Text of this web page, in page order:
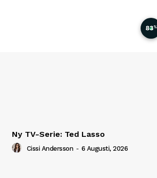
83%
Ny TV-Serie: Ted Lasso
Cissi Andersson - 6 Augusti, 2026